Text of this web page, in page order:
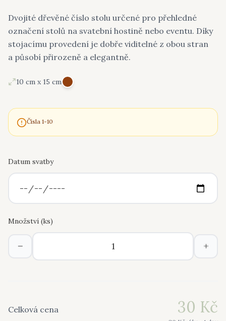
Dvojité dřevěné číslo stolu určené pro přehledné
označení stolů na svatební hostině nebo eventu. Díky
stojacímu provedení je dobře viditelné z obou stran
a působí přirozeně a elegantně.
10 cm x 15 cm
Čísla 1-10
Datum svatby
Množství (ks)
− +
Celková cena 30 Kč